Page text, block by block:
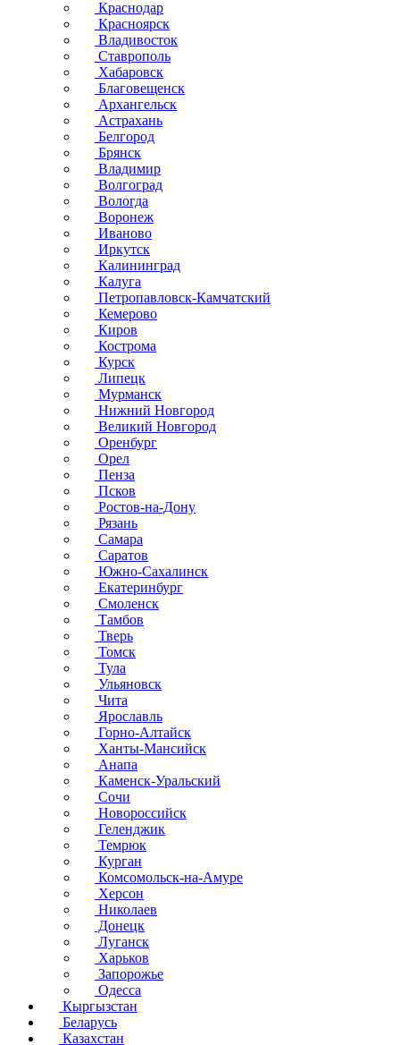
Краснодар
Красноярск
Владивосток
Ставрополь
Хабаровск
Благовещенск
Архангельск
Астрахань
Белгород
Брянск
Владимир
Волгоград
Вологда
Воронеж
Иваново
Иркутск
Калининград
Калуга
Петропавловск-Камчатский
Кемерово
Киров
Кострома
Курск
Липецк
Мурманск
Нижний Новгород
Великий Новгород
Оренбург
Орел
Пенза
Псков
Ростов-на-Дону
Рязань
Самара
Саратов
Южно-Сахалинск
Екатеринбург
Смоленск
Тамбов
Тверь
Томск
Тула
Ульяновск
Чита
Ярославль
Горно-Алтайск
Ханты-Мансийск
Анапа
Каменск-Уральский
Сочи
Новороссийск
Геленджик
Темрюк
Курган
Комсомольск-на-Амуре
Херсон
Николаев
Донецк
Луганск
Харьков
Запорожье
Одесса
Кыргызстан
Беларусь
Казахстан